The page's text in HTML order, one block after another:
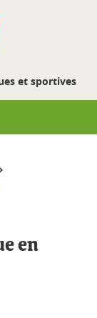
et sportives
en